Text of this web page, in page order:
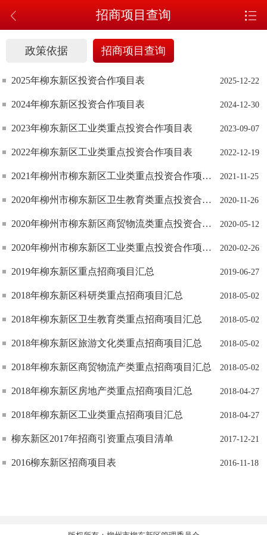
招商项目查询
政策依据 招商项目查询
2025-12-22
2025年柳东新区投资合作项目表
2024-12-30
2024年柳东新区投资合作项目表
2023-09-07
2023年柳东新区工业类重点投资合作项目表
2022-12-19
2022年柳东新区工业类重点投资合作项目表
2021-11-25
2021年柳州市柳东新区工业类重点投资合作项目汇总
2020-11-26
2020年柳州市柳东新区卫生教育类重点投资合作项目汇总
2020-05-12
2020年柳州市柳东新区商贸物流类重点投资合作项目汇总
2020-02-26
2020年柳州市柳东新区工业类重点投资合作项目汇总
2019-06-27
2019年柳东新区重点招商项目汇总
2018-05-02
2018年柳东新区科研类重点招商项目汇总
2018-05-02
2018年柳东新区卫生教育类重点招商项目汇总
2018-05-02
2018年柳东新区旅游文化类重点招商项目汇总
2018-05-02
2018年柳东新区商贸物流产类重点招商项目汇总
2018-04-27
2018年柳东新区房地产类重点招商项目汇总
2018-04-27
2018年柳东新区工业类重点招商项目汇总
2017-12-21
柳东新区2017年招商引资重点项目清单
2016-11-18
2016柳东新区招商项目表